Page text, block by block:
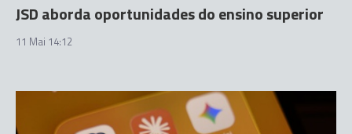
JSD aborda oportunidades do ensino superior
11 Mai 14:12